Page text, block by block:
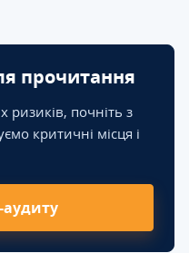
прочитання
ризиків, почніть з
критичні місця і
аудиту